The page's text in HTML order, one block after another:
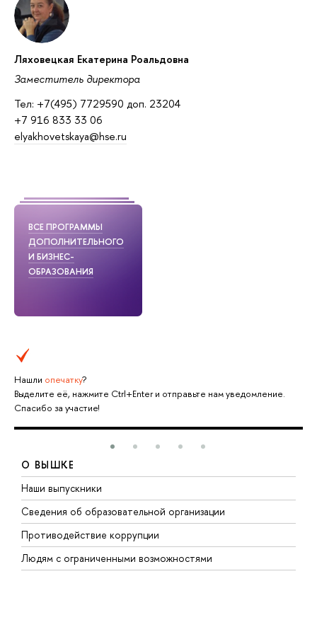
Ляховецкая Екатерина Роальдовна
Заместитель директора
Тел: +7(495) 7729590 доп. 23204
+7 916 833 33 06
elyakhovetskaya@hse.ru
ВСЕ ПРОГРАММЫ
ДОПОЛНИТЕЛЬНОГО
И БИЗНЕС-
ОБРАЗОВАНИЯ
Нашли опечатку?
Выделите её, нажмите Ctrl+Enter и отправьте нам уведомление.
Спасибо за участие!
О ВЫШКЕ
Наши выпускники
Сведения об образовательной организации
Противодействие коррупции
Людям с ограниченными возможностями